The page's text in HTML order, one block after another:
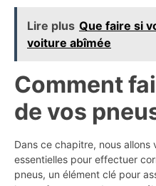
Lire plus Que faire si
voiture abîmée
Comment
de vos
Dans ce chapitre, nous
essentielles pour effectuer
pneus, un élément clé pour